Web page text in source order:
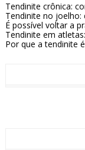
Tendinite crônica:
Tendinite no
É possível voltar a
Tendinite em
Por que a tendinite